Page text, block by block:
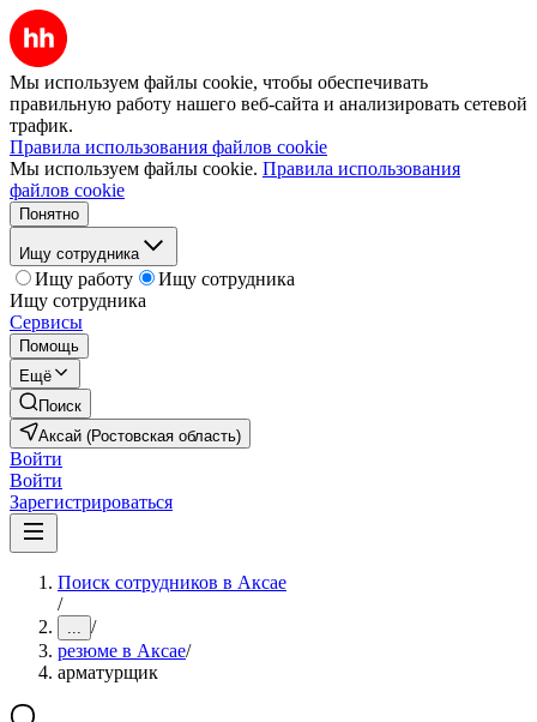
Мы используем файлы cookie, чтобы обеспечивать
правильную работу нашего веб-сайта и анализировать сетевой
трафик.
Правила использования файлов cookie
Мы используем файлы cookie. Правила использования
файлов cookie
Понятно
Ищу сотрудника
Ищу работу
Ищу сотрудника
Ищу сотрудника
Сервисы
Помощь
Ещё
Поиск
Аксай (Ростовская область)
Войти
Войти
Зарегистрироваться
Поиск сотрудников в Аксае
/
... /
резюме в Аксае/
арматурщик